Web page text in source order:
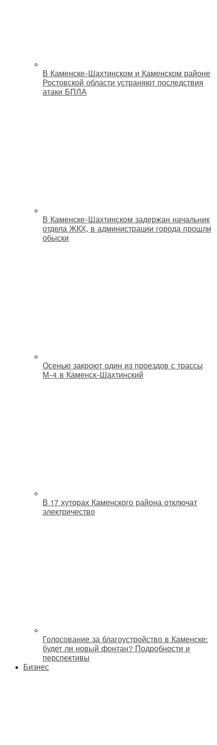
В Каменске-Шахтинском и Каменском районе
Ростовской области устраняют последствия
атаки БПЛА
В Каменске-Шахтинском задержан начальник
отдела ЖКХ, в администрации города прошли
обыски
Осенью закроют один из проездов с трассы
М-4 в Каменск-Шахтинский
В 17 хуторах Каменского района отключат
электричество
Голосование за благоустройство в Каменске:
будет ли новый фонтан? Подробности и
перспективы
Бизнес